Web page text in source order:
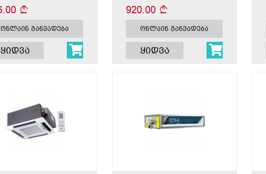
ონლაინ განვადება
ყიდვა
920.00
ონლაინ განვადება
ყიდვა